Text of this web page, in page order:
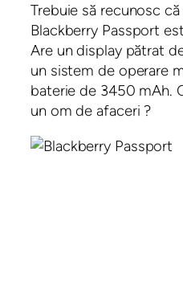
Trebuie să recunosc
Blackberry Passport
Are un display pătrat
un sistem de operare
baterie de 3450 mAh.
un om de afaceri ?